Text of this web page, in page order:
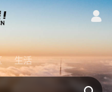
生活